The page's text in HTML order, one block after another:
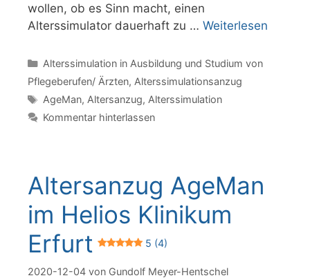
wollen, ob es Sinn macht, einen
Alterssimulator dauerhaft zu … Weiterlesen
Kategorien
Alterssimulation in Ausbildung und Studium von
Pflegeberufen/ Ärzten, Alterssimulationsanzug
Schlagwörter
AgeMan, Altersanzug, Alterssimulation
Kommentar hinterlassen
Altersanzug AgeMan
im Helios Klinikum
Erfurt
5 (4)
2020-12-04 von Gundolf Meyer-Hentschel